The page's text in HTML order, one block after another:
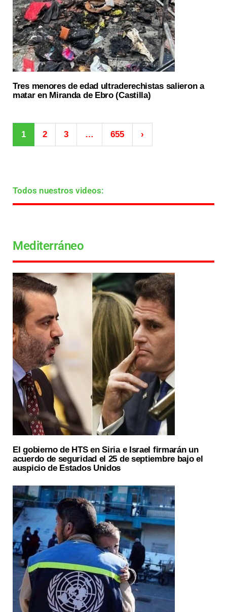
Tres menores de edad ultraderechistas salieron a
matar en Miranda de Ebro (Castilla)
1 2 3 … 655 ›
Todos nuestros videos:
Mediterráneo
El gobierno de HTS en Siria e Israel firmarán un
acuerdo de seguridad el 25 de septiembre bajo el
auspicio de Estados Unidos